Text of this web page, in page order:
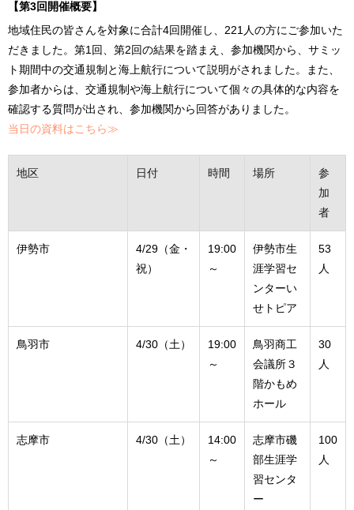
【第3回開催概要】
地域住民の皆さんを対象に合計4回開催し、221人の方にご参加いた
だきました。第1回、第2回の結果を踏まえ、参加機関から、サミッ
ト期間中の交通規制と海上航行について説明がされました。また、
参加者からは、交通規制や海上航行について個々の具体的な内容を
確認する質問が出され、参加機関から回答がありました。
当日の資料はこちら≫
地区 日付 時間 場所
参
加
者
伊勢市
4/29（金・
祝）
19:00
～
伊勢市生
涯学習セ
ンターい
せトピア
53
人
鳥羽市 4/30（土）
19:00
～
鳥羽商工
会議所３
階かもめ
ホール
30
人
志摩市 4/30（土）
14:00
～
志摩市磯
部生涯学
習センタ
ー
100
人